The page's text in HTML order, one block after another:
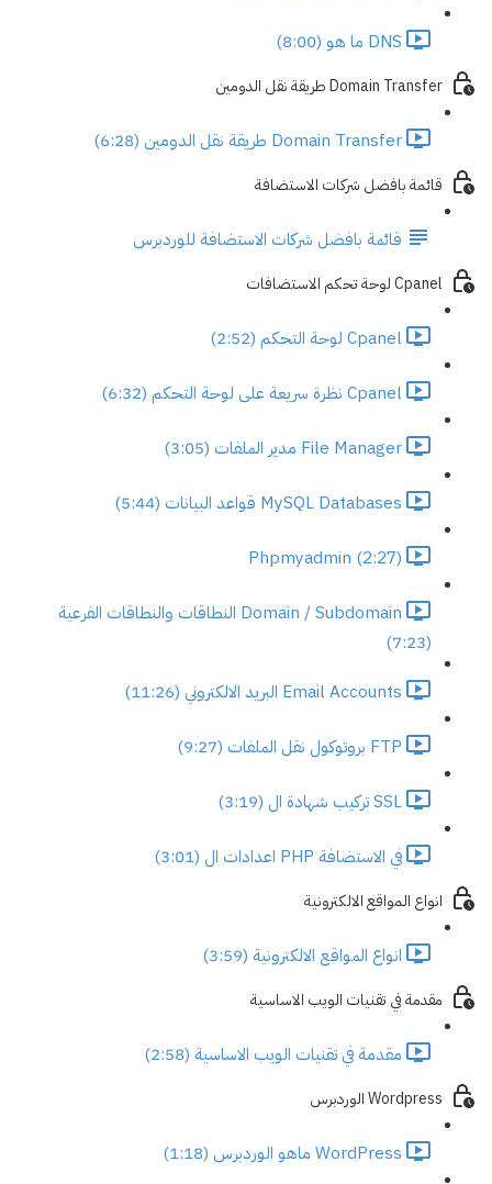
DNS ما هو (8:00)
Domain Transfer طريقة نقل الدومين
Domain Transfer طريقة نقل الدومين (6:28)
قائمة بافضل شركات الاستضافة
قائمة بافضل شركات الاستضافة للوردبرس
Cpanel لوحة تحكم الاستضافات
Cpanel لوحة التحكم (2:52)
Cpanel نظرة سريعة على لوحة التحكم (6:32)
File Manager مدير الملفات (3:05)
MySQL Databases قواعد البيانات (5:44)
Phpmyadmin (2:27)
Domain / Subdomain النطاقات والنطاقات الفرعية
(7:23)
Email Accounts البريد الالكتروني (11:26)
FTP بروتوكول نقل الملفات (9:27)
SSL تركيب شهادة ال (3:19)
في الاستضافة PHP اعدادات ال (3:01)
انواع المواقع الالكترونية
انواع المواقع الالكترونية (3:59)
مقدمة في تقنيات الويب الاساسية
مقدمة في تقنيات الويب الاساسية (2:58)
Wordpress الوردبرس
WordPress ماهو الوردبرس (1:18)